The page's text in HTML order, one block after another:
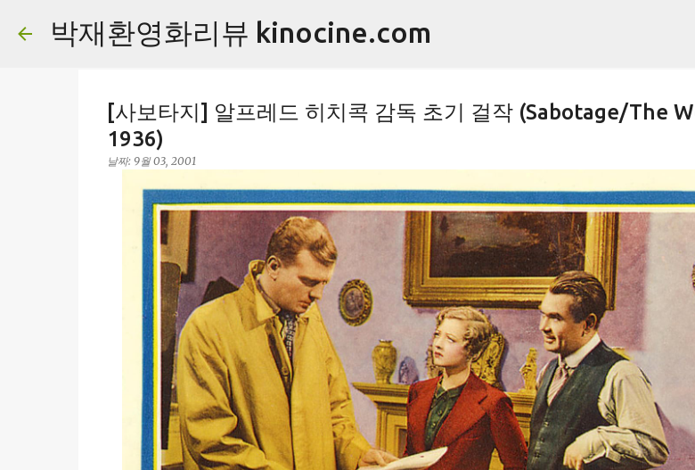
박재환영화리뷰 kinocine.com
[사보타지] 알프레드 히치콕 감독 초기 걸작 (Sabotage/The
1936)
날짜: 9월 03, 2001